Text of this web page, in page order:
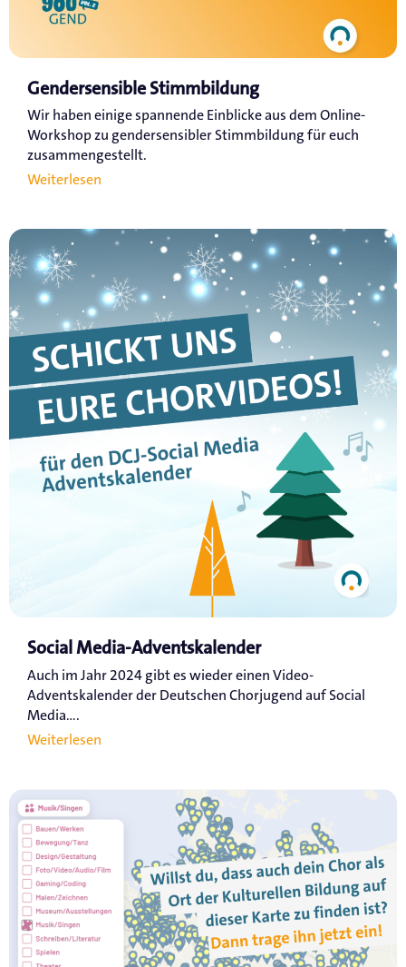
Gendersensible Stimmbildung
Wir haben einige spannende Einblicke aus dem Online-
Workshop zu gendersensibler Stimmbildung für euch
zusammengestellt.
Weiterlesen
Social Media-Adventskalender
Auch im Jahr 2024 gibt es wieder einen Video-
Adventskalender der Deutschen Chorjugend auf Social
Media....
Weiterlesen